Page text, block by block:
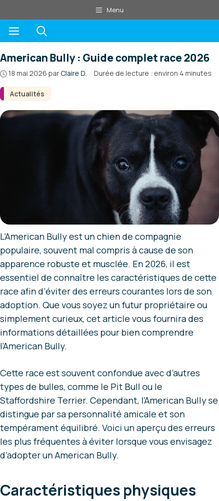
au
contenu
Menu
Menu
Actualités
American Bully : Guide complet race 2026
18 mai 2026 parClaire D. · Durée de lecture : environ 4 minutes
L’American Bully est un chien de compagnie
populaire, souvent mal compris à cause de son
apparence robuste et musclée. En 2026, il est
essentiel de connaître les caractéristiques de cette
race afin d’éviter des erreurs courantes lors de son
adoption. Que vous soyez un futur propriétaire ou
simplement curieux, cet article vous fournira des
informations détaillées pour bien comprendre
l’American Bully.
Cette race est souvent confondue avec d’autres
types de bulles, comme le Pit Bull ou le
Staffordshire Terrier. Cependant, l’American Bully se
distingue par sa personnalité amicale et son
tempérament équilibré. Voici un aperçu des erreurs
les plus fréquentes à éviter lorsque vous envisagez
d’adopter un American Bully.
Caractéristiques physiques